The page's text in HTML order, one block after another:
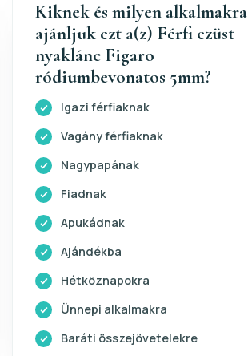
Kiknek és milyen alkalmakra
ajánljuk ezt a(z) Férfi ezüst
nyaklánc Figaro
ródiumbevonatos 5mm?
Igazi férfiaknak
Vagány férfiaknak
Nagypapának
Fiadnak
Apukádnak
Ajándékba
Hétköznapokra
Ünnepi alkalmakra
Baráti összejövetelekre